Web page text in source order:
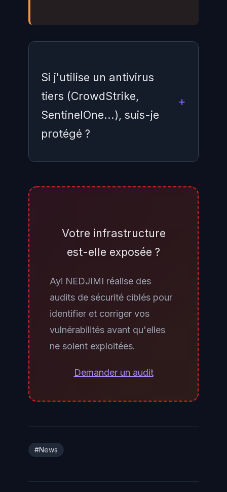
Si j'utilise un antivirus
tiers (CrowdStrike,
SentinelOne...), suis-je
protégé ?
Microsoft, qui peut rester actif en
tiers installé — sur certaines
configurations Windows,
Defender continue de scanner en
(UnDefend) cible les mises à jour
de signatures Defender
indépendamment de la solution
tierce. Appliquer le patch
tout système Windows, même
Votre infrastructure
est-elle exposée ?
Ayi NEDJIMI réalise des
audits de sécurité ciblés pour
identifier et corriger vos
vulnérabilités avant qu'elles
ne soient exploitées.
Demander un audit
#News